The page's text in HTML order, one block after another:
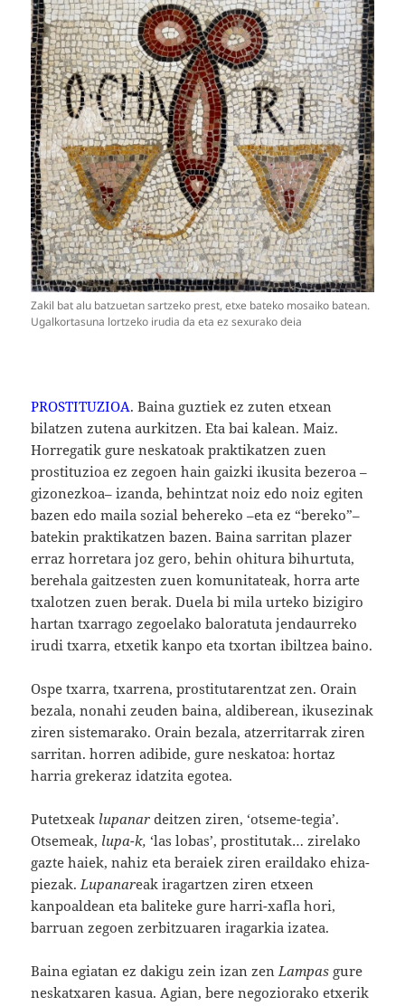
Zakil bat alu batzuetan sartzeko prest, etxe bateko mosaiko batean.
Ugalkortasuna lortzeko irudia da eta ez sexurako deia
PROSTITUZIOA. Baina guztiek ez zuten etxean
bilatzen zutena aurkitzen. Eta bai kalean. Maiz.
Horregatik gure neskatoak praktikatzen zuen
prostituzioa ez zegoen hain gaizki ikusita bezeroa –
gizonezkoa– izanda, behintzat noiz edo noiz egiten
bazen edo maila sozial behereko –eta ez “bereko”–
batekin praktikatzen bazen. Baina sarritan plazer
erraz horretara joz gero, behin ohitura bihurtuta,
berehala gaitzesten zuen komunitateak, horra arte
txalotzen zuen berak. Duela bi mila urteko bizigiro
hartan txarrago zegoelako baloratuta jendaurreko
irudi txarra, etxetik kanpo eta txortan ibiltzea baino.
Ospe txarra, txarrena, prostitutarentzat zen. Orain
bezala, nonahi zeuden baina, aldiberean, ikusezinak
ziren sistemarako. Orain bezala, atzerritarrak ziren
sarritan. horren adibide, gure neskatoa: hortaz
harria grekeraz idatzita egotea.
Putetxeak lupanar deitzen ziren, ‘otseme-tegia’.
Otsemeak, lupa-k, ‘las lobas’, prostitutak… zirelako
gazte haiek, nahiz eta beraiek ziren eraildako ehiza-
piezak. Lupanareak iragartzen ziren etxeen
kanpoaldean eta baliteke gure harri-xafla hori,
barruan zegoen zerbitzuaren iragarkia izatea.
Baina egiatan ez dakigu zein izan zen Lampas gure
neskatxaren kasua. Agian, bere negoziorako etxerik